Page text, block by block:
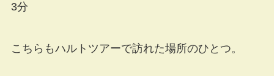
3分
こちらもハルトツアーで訪れた場所のひとつ。